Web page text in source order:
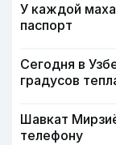
У каждой
паспорт
Сегодня в
градусов
Шавкат
телефону